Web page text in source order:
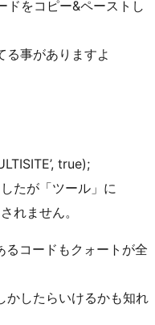
ドをコピー&ペーストし
る事がありますよ
true);
たが「ツール」に
れません。
コードもクォートが全
かしたらいけるかも知れ